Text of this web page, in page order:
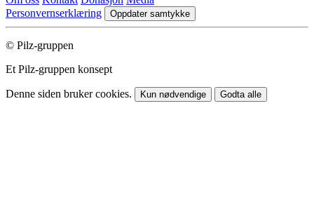
Personvernserklæring
Oppdater samtykke
© Pilz-gruppen
Et Pilz-gruppen konsept
Denne siden bruker cookies. Kun nødvendige Godta alle